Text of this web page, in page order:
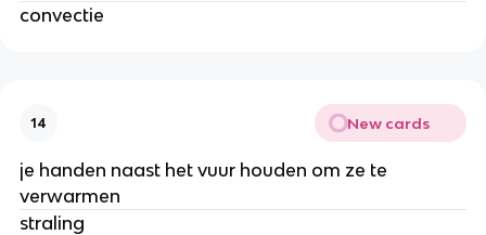
convectie
14 New cards
je handen naast het vuur houden om ze te
verwarmen
straling